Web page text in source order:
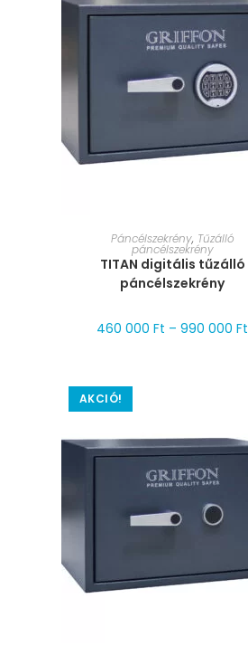
MÉRET VÁLASZTÁSA
Páncélszekrény, Tűzálló
páncélszekrény
TITAN digitális tűzálló
páncélszekrény
460 000Ft –990 000Ft
AKCIÓ!